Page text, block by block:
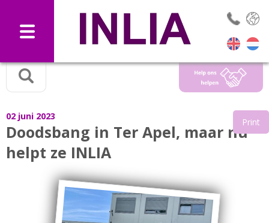
02 juni 2023
Doodsbang in Ter Apel, maar nu
helpt ze INLIA
Print